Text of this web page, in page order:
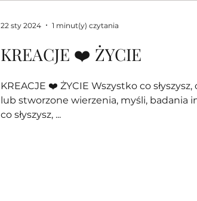
KREACJE ❤️ ŻYCIE
KREACJE ❤️ ŻYCIE Wszystko co słyszysz, czytasz to kreacje
lub stworzone wierzenia, myśli, badania innych. Wszystko
co słyszysz, ...
22 sty 2024 1 minut(y) czytania